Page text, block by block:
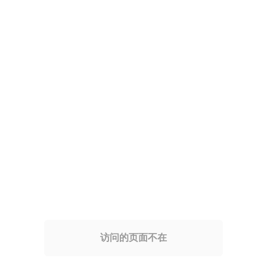
访问的页面不在